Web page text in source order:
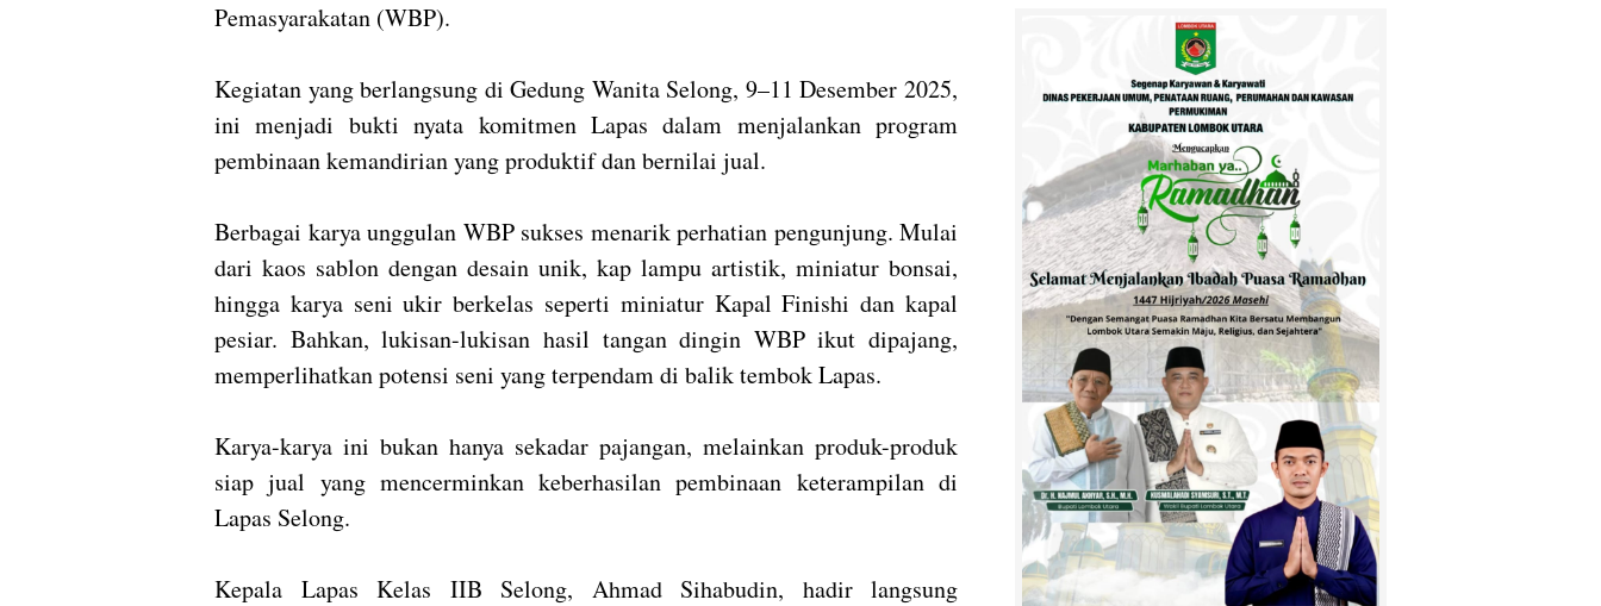
Pemasyarakatan (WBP).
Kegiatan yang berlangsung di Gedung Wanita Selong, 9–11 Desember 2025,
ini menjadi bukti nyata komitmen Lapas dalam menjalankan program
pembinaan kemandirian yang produktif dan bernilai jual.
Berbagai karya unggulan WBP sukses menarik perhatian pengunjung. Mulai
dari kaos sablon dengan desain unik, kap lampu artistik, miniatur bonsai,
hingga karya seni ukir berkelas seperti miniatur Kapal Finishi dan kapal
pesiar. Bahkan, lukisan-lukisan hasil tangan dingin WBP ikut dipajang,
memperlihatkan potensi seni yang terpendam di balik tembok Lapas.
Karya-karya ini bukan hanya sekadar pajangan, melainkan produk-produk
siap jual yang mencerminkan keberhasilan pembinaan keterampilan di
Lapas Selong.
Kepala Lapas Kelas IIB Selong, Ahmad Sihabudin, hadir langsung